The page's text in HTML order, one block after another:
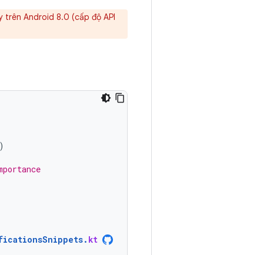
trên Android 8.0 (cấp độ API
)
. kt